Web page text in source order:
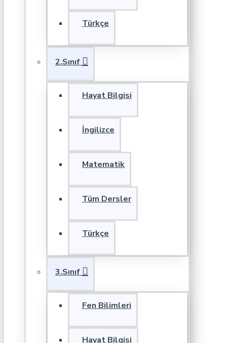
Türkçe
2.Sınıf
Hayat Bilgisi
İngilizce
Matematik
Tüm Dersler
Türkçe
3.Sınıf
Fen Bilimleri
Hayat Bilgisi